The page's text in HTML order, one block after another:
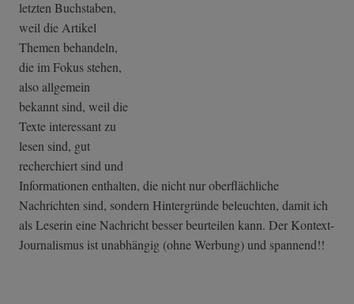
letzten Buchstaben,
weil die Artikel
Themen behandeln,
die im Fokus stehen,
also allgemein
bekannt sind, weil die
Texte interessant zu
lesen sind, gut
recherchiert sind und
Informationen enthalten, die nicht nur oberflächliche
Nachrichten sind, sondern Hintergründe beleuchten, damit ich
als Leserin eine Nachricht besser beurteilen kann. Der Kontext-
Journalismus ist unabhängig (ohne Werbung) und spannend!!